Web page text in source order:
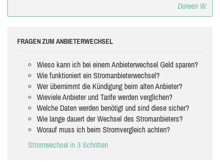
Doreen W.
FRAGEN ZUM ANBIETERWECHSEL
Wieso kann ich bei einem Anbieterwechsel Geld sparen?
Wie funktioniert ein Stromanbieterwechsel?
Wer übernimmt die Kündigung beim alten Anbieter?
Wieviele Anbieter und Tarife werden verglichen?
Welche Daten werden benötigt und sind diese sicher?
Wie lange dauert der Wechsel des Stromanbieters?
Worauf muss ich beim Stromvergleich achten?
Stromwechsel in 3 Schritten